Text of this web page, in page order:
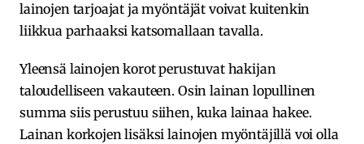
lainojen tarjoajat ja myöntäjät voivat kuitenkin
liikkua parhaaksi katsomallaan tavalla.
Yleensä lainojen korot perustuvat hakijan
taloudelliseen vakauteen. Osin lainan lopullinen
summa siis perustuu siihen, kuka lainaa hakee.
Lainan korkojen lisäksi lainojen myöntäjillä voi olla